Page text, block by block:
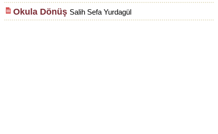
Okula Dönüş Salih Sefa Yurdagül